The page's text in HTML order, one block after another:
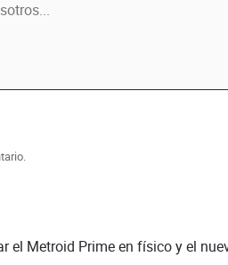
el Metroid Prime en físico y el